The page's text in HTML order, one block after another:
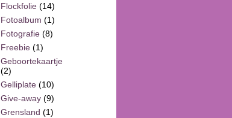
Flockfolie (14)
Fotoalbum (1)
Fotografie (8)
Freebie (1)
Geboortekaartje
(2)
Gelliplate (10)
Give-away (9)
Grensland (1)